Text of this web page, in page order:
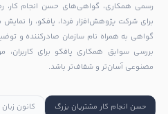
رسمی همکاری، گواهی‌های حسن انجام کار،
برای شرکت پژوهش‌افزار فردا، پافکو، را
گواهی به همراه نام سازمان صادرکننده و
بررسی سوابق همکاری پافکو برای
مصنوعی آسان‌تر و شفاف‌تر باشد.
حسن انجام کار مشتریان بزرگ کانون زبان